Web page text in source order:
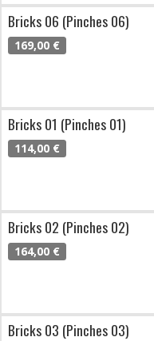
Bricks 06 (Pinches 06)
169,00 €
Bricks 01 (Pinches 01)
114,00 €
Bricks 02 (Pinches 02)
164,00 €
Bricks 03 (Pinches 03)